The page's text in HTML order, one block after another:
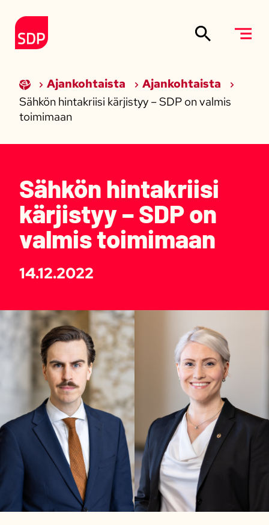
Etusivulle
Ajankohtaista
Ajankohtaista
Sähkön hintakriisi kärjistyy – SDP on valmis
toimimaan
Sähkön hintakriisi
kärjistyy – SDP on
valmis toimimaan
14.12.2022